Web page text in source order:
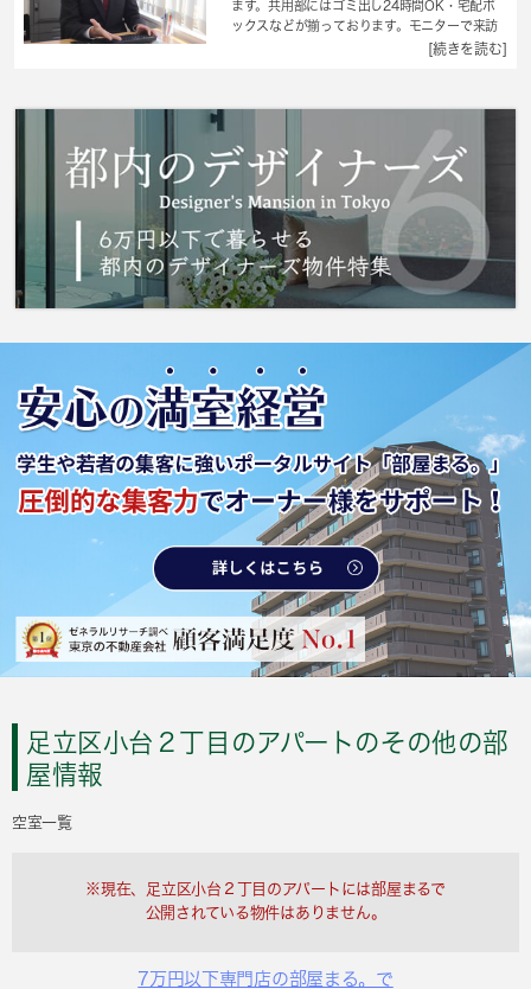
ます。共用部にはゴミ出し24時間OK・宅配ボ
ックスなどが揃っております。モニターで来訪
者を確認し、インターホンを通じて室内から会
せんか。こちらの物件はアパートです。火力調
足立区で新しい住環境をお探しなら、都電荒川
線小台駅近くでお求めください。いつでも 城
南コミュニティまでお気軽にお問い合わせくだ
さい。
[続きを読む]
足立区小台２丁目のアパートのその他の部
屋情報
空室一覧
※現在、足立区小台２丁目のアパートには部屋まるで
公開されている物件はありません。
7万円以下専門店の部屋まる。で